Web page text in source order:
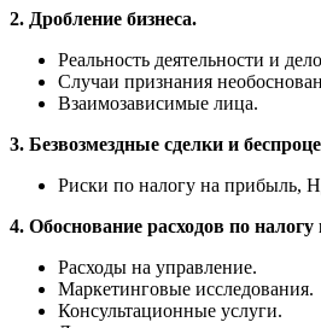
2. Дробление бизнеса.
Реальность деятельности и
Случаи признания
Взаимозависимые лица.
3. Безвозмездные сделки и
Риски по налогу на
4. Обоснование расходов по
Расходы на управление.
Маркетинговые исследования.
Консультационные услуги.